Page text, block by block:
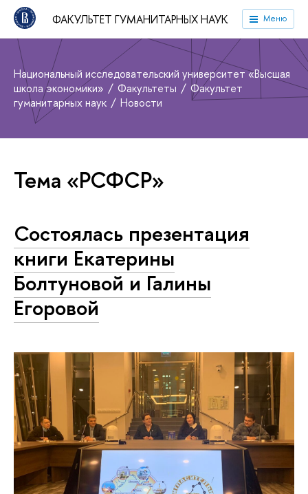
ФАКУЛЬТЕТ ГУМАНИТАРНЫХ НАУК Меню
Национальный исследовательский университет «Высшая
школа экономики»
Факультеты
Факультет
гуманитарных наук
Новости
Тема «РСФСР»
Состоялась презентация
книги Екатерины
Болтуновой и Галины
Егоровой